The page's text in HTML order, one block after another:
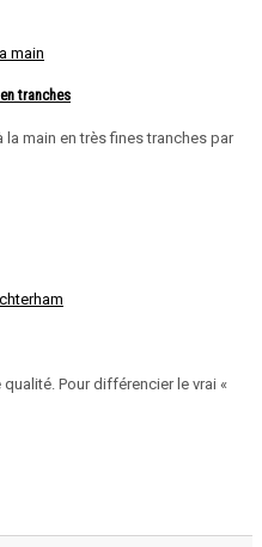
tranches
main en très fines tranches par
Pour différencier le vrai «